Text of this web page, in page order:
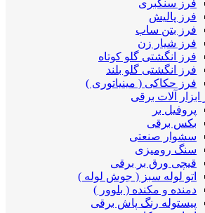
فرز سنگبری
فرز پالیش
فرز بتن ساب
فرز شیار زن
فرز انگشتی گلو کوتاه
فرز انگشتی گلو بلند
فرز حکاکی ( مینیاتوری )
ابزار آلات برقی
پروفیل بر
بکس برقی
سشوار صنعتی
سنگ رومیزی
قیچی ورق بر برقی
اتو لوله سبز ( جوش لوله )
دمنده و مکنده ( بلوور )
پیستوله رنگ پاش برقی